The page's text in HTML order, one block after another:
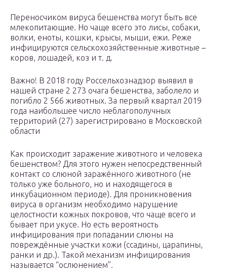
Переносчиком вируса бешенства могут быть все
млекопитающие. Но чаще всего это лисы, собаки,
волки, еноты, кошки, крысы, мыши, ежи. Реже
инфицируются сельскохозяйственные животные –
коров, лошадей, коз и т. д.
Важно! В 2018 году Россельхознадзор выявил в
нашей стране 2 273 очага бешенства, заболело и
погибло 2 566 животных. За первый квартал 2019
года наибольшее число неблагополучных
территорий (27) зарегистрировано в Московской
области
Как происходит заражение животного и человека
бешенством? Для этого нужен непосредственный
контакт со слюной заражённого животного (не
только уже больного, но и находящегося в
инкубационном периоде). Для проникновения
вируса в организм необходимо нарушение
целостности кожных покровов, что чаще всего и
бывает при укусе. Но есть вероятность
инфицирования при попадании слюны на
повреждённые участки кожи (ссадины, царапины,
ранки и др.). Такой механизм инфицирования
называется “ослюнением”.